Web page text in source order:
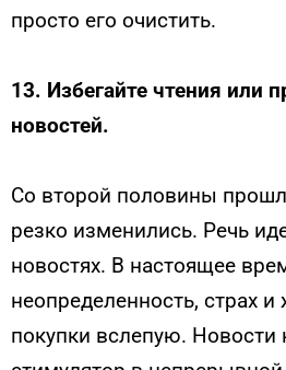
просто его очистить.
13. Избегайте чтения или
новостей.
Со второй половины
резко изменились. Речь
новостях. В настоящее
неопределенность, страх
покупки вслепую. Новости